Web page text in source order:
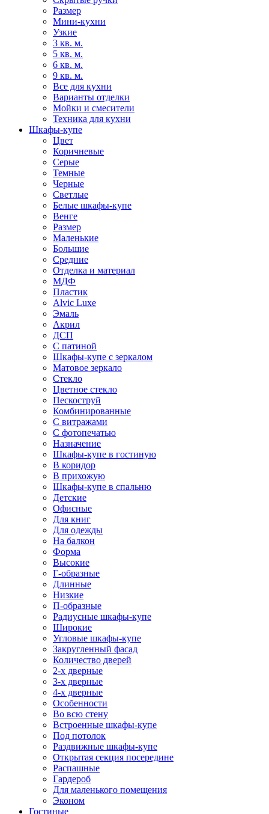
Размер
Мини-кухни
Узкие
3 кв. м.
5 кв. м.
6 кв. м.
9 кв. м.
Все для кухни
Варианты отделки
Мойки и смесители
Техника для кухни
Шкафы-купе
Цвет
Коричневые
Серые
Темные
Черные
Светлые
Белые шкафы-купе
Венге
Размер
Маленькие
Большие
Средние
Отделка и материал
МДФ
Пластик
Alvic Luxe
Эмаль
Акрил
ДСП
С патиной
Шкафы-купе с зеркалом
Матовое зеркало
Стекло
Цветное стекло
Пескоструй
Комбинированные
С витражами
С фотопечатью
Назначение
Шкафы-купе в гостиную
В коридор
В прихожую
Шкафы-купе в спальню
Детские
Офисные
Для книг
Для одежды
На балкон
Форма
Высокие
Г-образные
Длинные
Низкие
П-образные
Радиусные шкафы-купе
Широкие
Угловые шкафы-купе
Закругленный фасад
Количество дверей
2-х дверные
3-х дверные
4-х дверные
Особенности
Во всю стену
Встроенные шкафы-купе
Под потолок
Раздвижные шкафы-купе
Открытая секция посередине
Распашные
Гардероб
Для маленького помещения
Эконом
Гостиные